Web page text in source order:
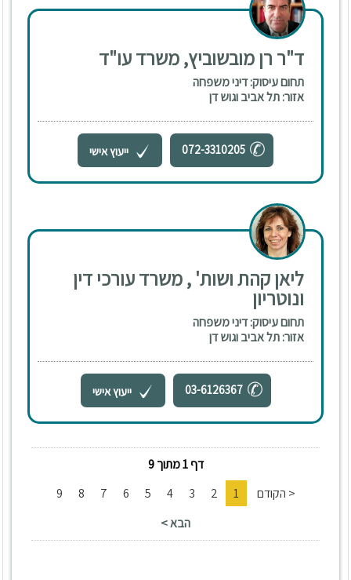
ד"ר רן מובשוביץ, משרד עו"ד
תחום עיסוק: דיני משפחה
אזור: תל אביב וגוש דן
072-3310205 ייעוץ אישי
ליאן קהת ושות' , משרד עורכי דין
ונוטריון
תחום עיסוק: דיני משפחה
אזור: תל אביב וגוש דן
03-6126367 ייעוץ אישי
דף 1 מתוך 9
< הקודם
1
2
3
4
5
6
7
8
9
הבא >